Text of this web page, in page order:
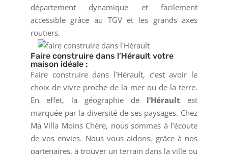
département dynamique et facilement
accessible grâce au TGV et les grands axes
routiers.
Faire construire dans l’Hérault votre
maison idéale :
Faire construire dans l’Hérault, c’est avoir le
choix de vivre proche de la mer ou de la terre.
En effet, la géographie de l’Hérault est
marquée par la diversité de ses paysages. Chez
Ma Villa Moins Chère, nous sommes à l’écoute
de vos envies. Nous vous aidons, grâce à nos
partenaires, à trouver un terrain dans la ville ou